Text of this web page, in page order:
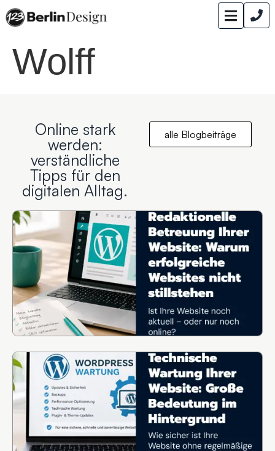
Wolff
Online stark
werden:
verständliche
Tipps für den
digitalen Alltag.
alle Blogbeiträge